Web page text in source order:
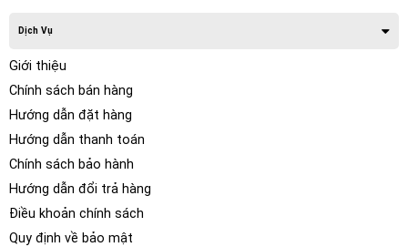
Dịch Vụ
Giới thiệu
Chính sách bán hàng
Hướng dẫn đặt hàng
Hướng dẫn thanh toán
Chính sách bảo hành
Hướng dẫn đổi trả hàng
Điều khoản chính sách
Quy định về bảo mật